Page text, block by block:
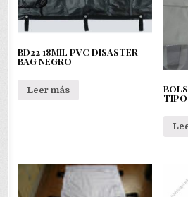
BD22 18MIL PVC DISASTER
BAG NEGRO
Leer más